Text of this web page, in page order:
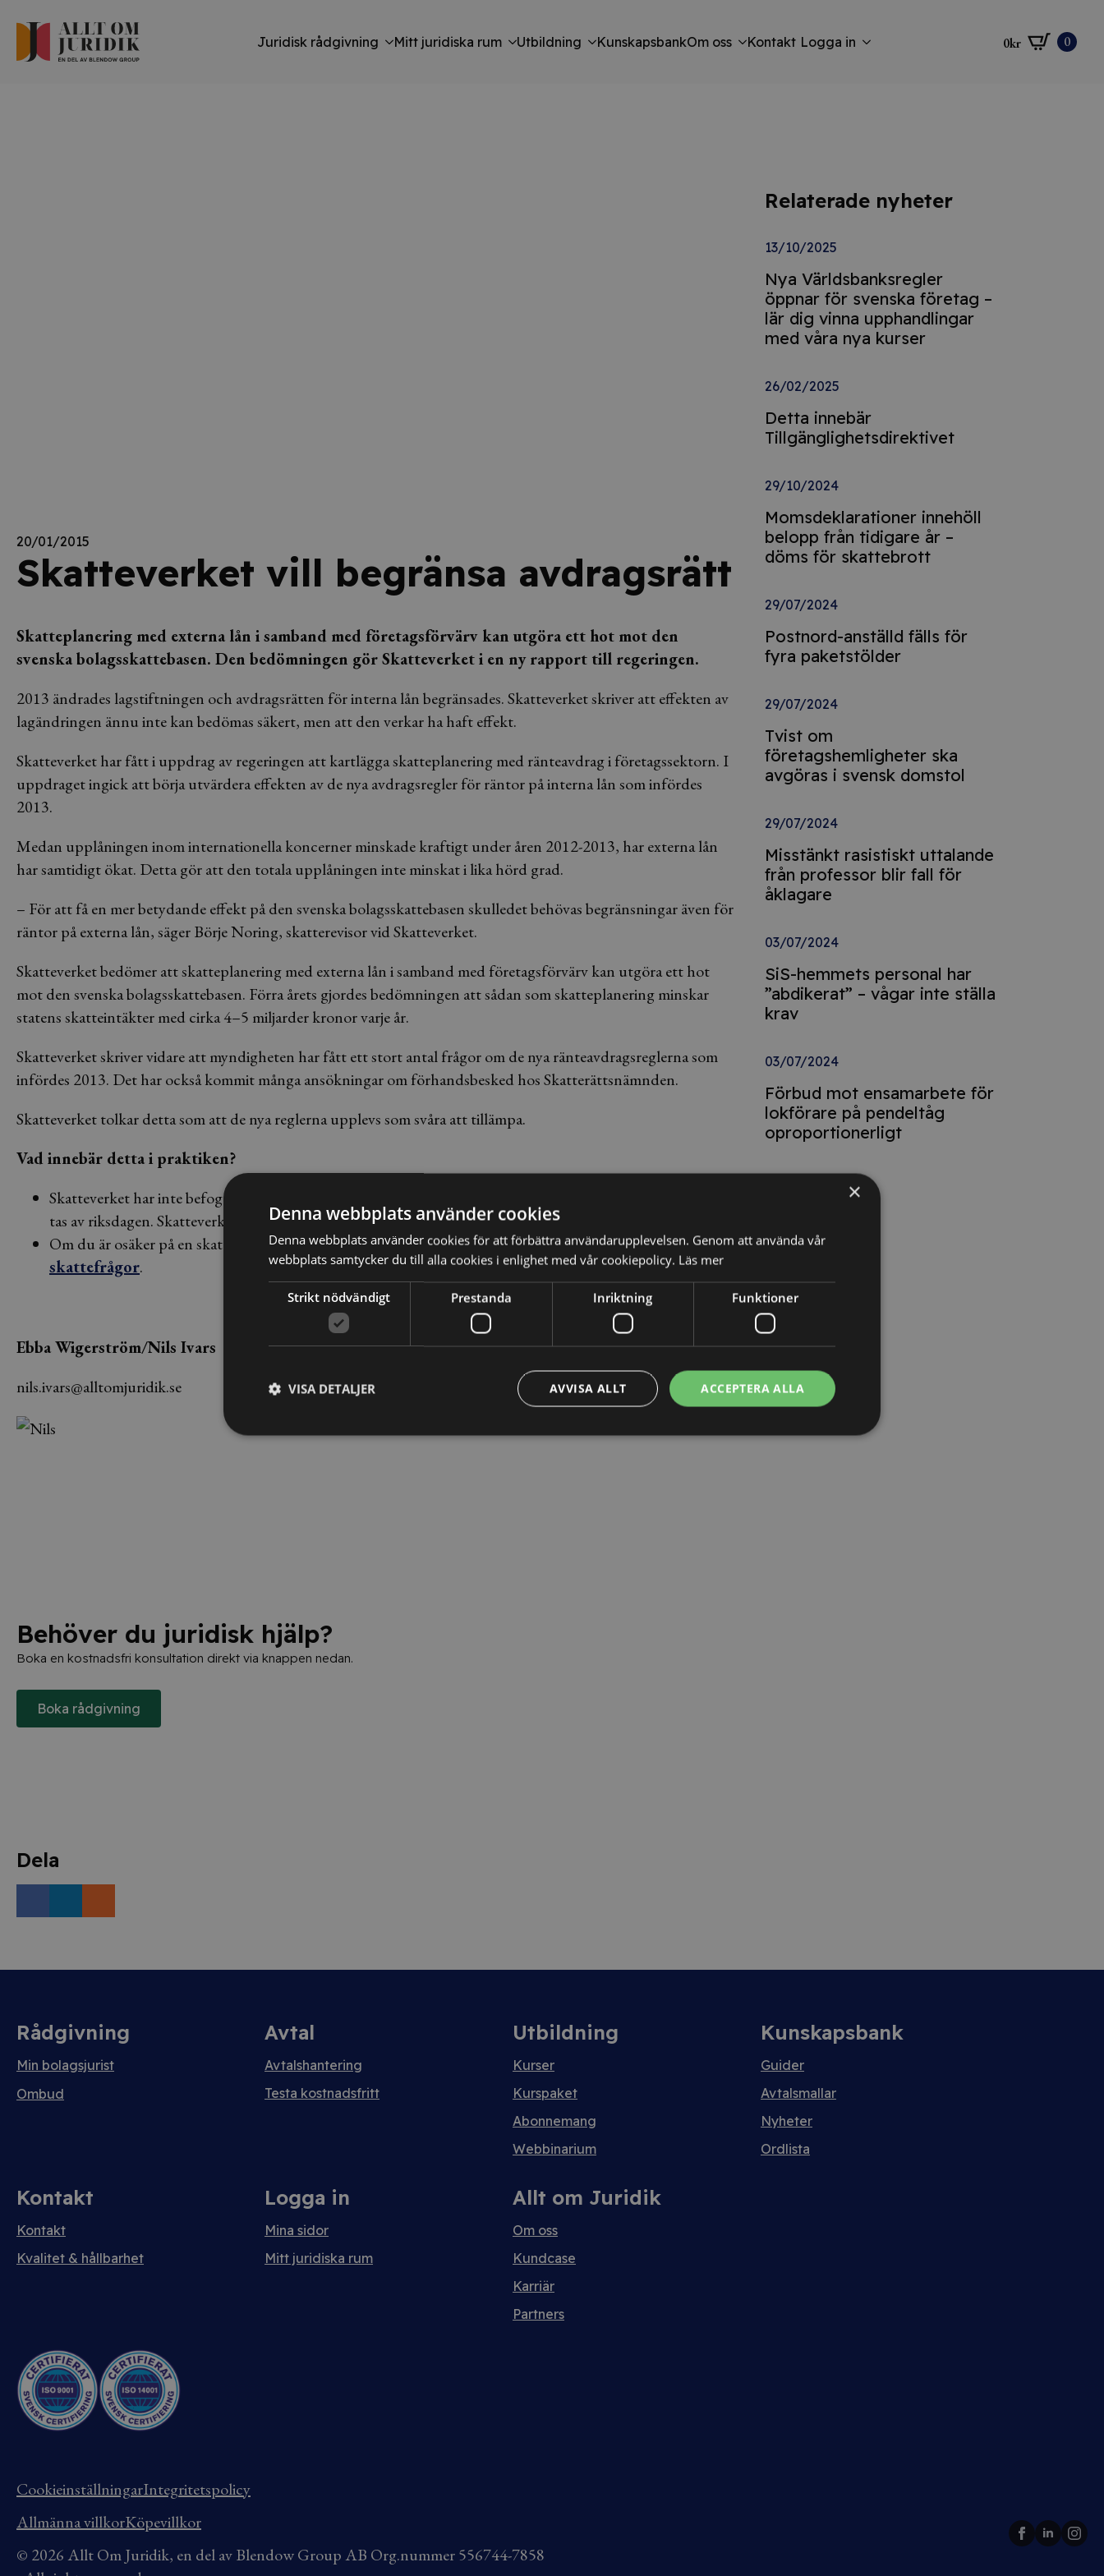
Juridisk rådgivning Mitt juridiska rum Utbildning KunskapsbankOm oss Kontakt Logga in 0kr 0
20/01/2015
Skatteverket vill begränsa avdragsrätt
Skatteplanering med externa lån i samband med företagsförvärv kan utgöra ett hot mot den
svenska bolagsskattebasen. Den bedömningen gör Skatteverket i en ny rapport till regeringen.
2013 ändrades lagstiftningen och avdragsrätten för interna lån begränsades. Skatteverket skriver att effekten av
lagändringen ännu inte kan bedömas säkert, men att den verkar ha haft effekt.
Skatteverket har fått i uppdrag av regeringen att kartlägga skatteplanering med ränteavdrag i företagssektorn. I
uppdraget ingick att börja utvärdera effekten av de nya avdragsregler för räntor på interna lån som infördes
2013.
Medan upplåningen inom internationella koncerner minskade kraftigt under åren 2012-2013, har externa lån
har samtidigt ökat. Detta gör att den totala upplåningen inte minskat i lika hörd grad.
– För att få en mer betydande effekt på den svenska bolagsskattebasen skulledet behövas begränsningar även för
räntor på externa lån, säger Börje Noring, skatterevisor vid Skatteverket.
Skatteverket bedömer att skatteplanering med externa lån i samband med företagsförvärv kan utgöra ett hot
mot den svenska bolagsskattebasen. Förra årets gjordes bedömningen att sådan som skatteplanering minskar
statens skatteintäkter med cirka 4–5 miljarder kronor varje år.
Skatteverket skriver vidare att myndigheten har fått ett stort antal frågor om de nya ränteavdragsreglerna som
infördes 2013. Det har också kommit många ansökningar om förhandsbesked hos Skatterättsnämnden.
Skatteverket tolkar detta som att de nya reglerna upplevs som svåra att tillämpa.
Vad innebär detta i praktiken?
Skatteverket har inte befogenhet att själva ändra övergripande skatteregler eller skattesatser. Sådana beslut
tas av riksdagen. Skatteverket har dock viss beslutsmakt, precis som andra myndigheter.
Om du är osäker på en skatterättslig fråga kan du kontakta någon av dessarådgivare specialiserade på
skattefrågor.
Ebba Wigerström/Nils Ivars
nils.ivars@alltomjuridik.se
Behöver du juridisk hjälp?
Boka en kostnadsfri konsultation direkt via knappen nedan.
Boka rådgivning
Dela
Relaterade nyheter
13/10/2025
Nya Världsbanksregler
öppnar för svenska företag –
lär dig vinna upphandlingar
med våra nya kurser
26/02/2025
Detta innebär
Tillgänglighetsdirektivet
29/10/2024
Momsdeklarationer innehöll
belopp från tidigare år –
döms för skattebrott
29/07/2024
Postnord-anställd fälls för
fyra paketstölder
29/07/2024
Tvist om
företagshemligheter ska
avgöras i svensk domstol
29/07/2024
Misstänkt rasistiskt uttalande
från professor blir fall för
åklagare
03/07/2024
SiS-hemmets personal har
”abdikerat” – vågar inte ställa
krav
03/07/2024
Förbud mot ensamarbete för
lokförare på pendeltåg
oproportionerligt
Rådgivning
Min bolagsjurist
Ombud
Avtal
Avtalshantering
Testa kostnadsfritt
Utbildning
Kurser
Kurspaket
Abonnemang
Webbinarium
Kunskapsbank
Guider
Avtalsmallar
Nyheter
Ordlista
Kontakt
Kontakt
Kvalitet & hållbarhet
Logga in
Mina sidor
Mitt juridiska rum
Allt om Juridik
Om oss
Kundcase
Karriär
Partners
CookieinställningarIntegritetspolicy
Allmänna villkorKöpevillkor
© 2026 Allt Om Juridik, en del av Blendow Group AB Org.nummer 556744-7858
×
Denna webbplats använder cookies
Denna webbplats använder cookies för att förbättra användarupplevelsen. Genom att använda vår
webbplats samtycker du till alla cookies i enlighet med vår cookiepolicy. Läs mer
Strikt nödvändigt Prestanda Inriktning Funktioner
ACCEPTERA ALLA
AVVISA ALLT
VISA DETALJER